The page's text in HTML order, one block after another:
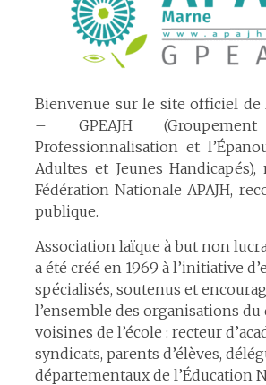
Bienvenue sur le site officiel de
– GPEAJH
Professionnalisation et
Adultes et Jeunes
Fédération Nationale APAJH,
publique.
Association laïque à but non
a été créé en 1969 à l’initiative
spécialisés, soutenus et
l’ensemble des organisations
voisines de l’école : recteur
syndicats, parents d’élèves,
départementaux de l’Éducation